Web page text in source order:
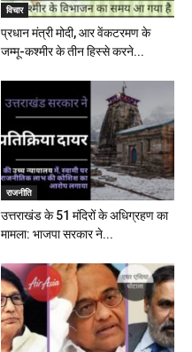
विचार
प्रधान मंत्री मोदी, आर वेंकटरमण के
जम्मू-कश्मीर के तीन हिस्से करने...
राजनीति
उत्तराखंड के 51 मंदिरों के अधिग्रहण का
मामला: भाजपा सरकार ने...